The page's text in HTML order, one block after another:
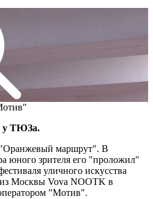
у ТЮЗа.
"Оранжевый маршрут". В
юного зрителя его "проложил"
уличного искусства
Москвы Vova NOOTK в
"Мотив".